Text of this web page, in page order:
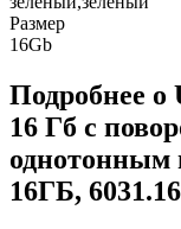
Размер
16Gb
Подробнее о
16 Гб с
однотонным
16ГБ,